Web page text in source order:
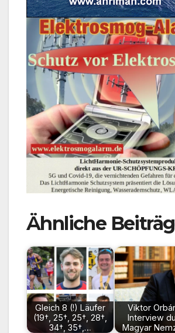
Ähnliche
Gleich 8 (!) Läufer
(19†, 25†, 25†, 28†,
34†, 35†,…
Viktor
Interview
Magyar